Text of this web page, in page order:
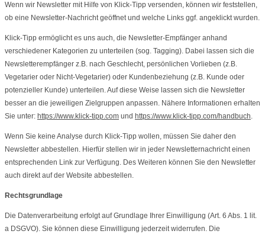
Wenn wir Newsletter mit Hilfe von Klick-Tipp versenden, können wir feststellen,
ob eine Newsletter-Nachricht geöffnet und welche Links ggf. angeklickt wurden.
Klick-Tipp ermöglicht es uns auch, die Newsletter-Empfänger anhand
verschiedener Kategorien zu unterteilen (sog. Tagging). Dabei lassen sich die
Newsletterempfänger z.B. nach Geschlecht, persönlichen Vorlieben (z.B.
Vegetarier oder Nicht-Vegetarier) oder Kundenbeziehung (z.B. Kunde oder
potenzieller Kunde) unterteilen. Auf diese Weise lassen sich die Newsletter
besser an die jeweiligen Zielgruppen anpassen. Nähere Informationen erhalten
Sie unter: https://www.klick-tipp.com und https://www.klick-tipp.com/handbuch.
Wenn Sie keine Analyse durch Klick-Tipp wollen, müssen Sie daher den
Newsletter abbestellen. Hierfür stellen wir in jeder Newsletternachricht einen
entsprechenden Link zur Verfügung. Des Weiteren können Sie den Newsletter
auch direkt auf der Website abbestellen.
Rechtsgrundlage
Die Datenverarbeitung erfolgt auf Grundlage Ihrer Einwilligung (Art. 6 Abs. 1 lit.
a DSGVO). Sie können diese Einwilligung jederzeit widerrufen. Die